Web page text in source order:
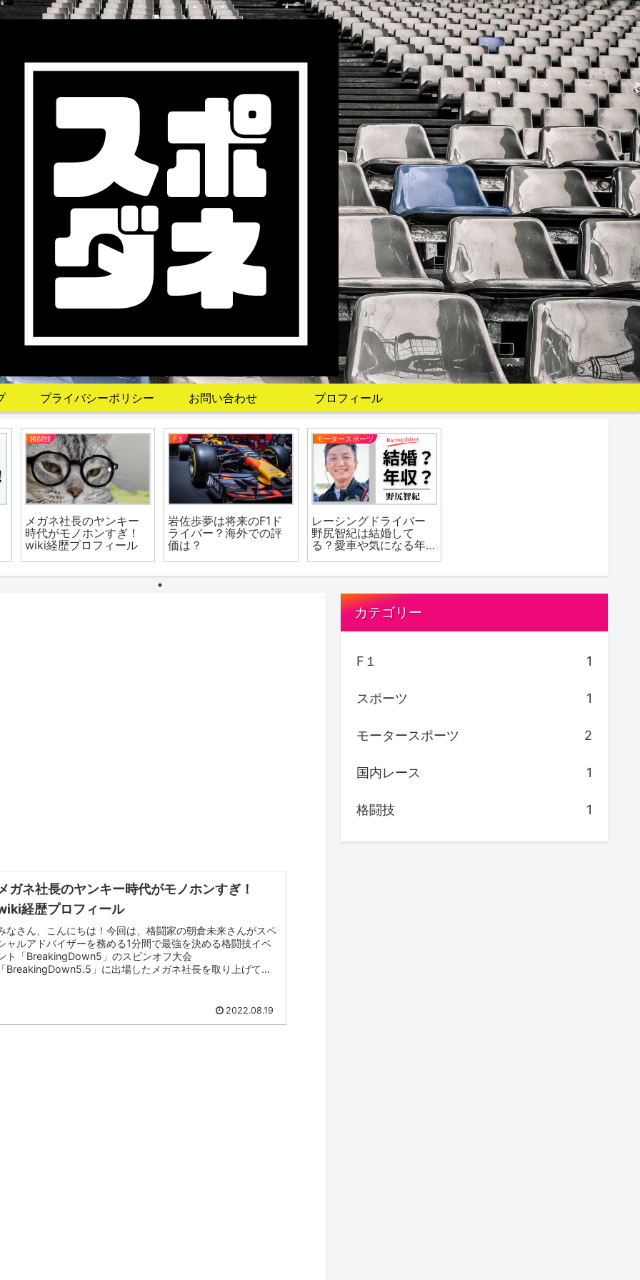
プライバシーポリシー お問い合わせ プロフィール
格闘技
メガネ社長のヤンキー
時代がモノホンすぎ！
wiki経歴プロフィール
F１
岩佐歩夢は将来のF1ド
ライバー？海外での評
価は？
モータースポーツ
レーシングドライバー
野尻智紀は結婚して
る？愛車や気になる年
ガネ社長のヤンキー時代がモノホンすぎ！
経歴プロフィール
なさん、こんにちは！今回は、格闘家の朝倉未来さんがスペ
ャルアドバイザーを務める1分間で最強を決める格闘技イベ
ト「BreakingDown5」のスピンオフ大会
BreakingDown5.5」に出場したメガネ社長を取り上げてみ
2022.08.19
カテゴリー
F１ 1
スポーツ 1
モータースポーツ 2
国内レース 1
格闘技 1